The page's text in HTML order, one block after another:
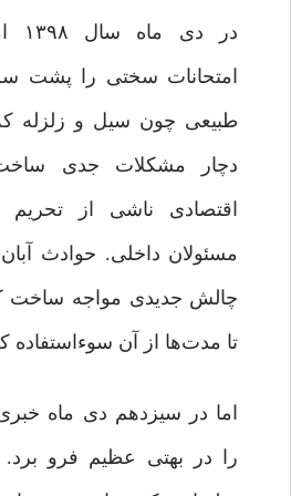
امتحانات سختی را پشت
طبیعی چون سیل و زلزله
دچار مشکلات جدی
اقتصادی ناشی از تحریم
مسئولان داخلی. حوادث
چالش جدیدی مواجه ساخت
تا مدت‌ها از آن سوءاستفاده
اما در سیزدهم دی ماه
را در بهتی عظیم فرو